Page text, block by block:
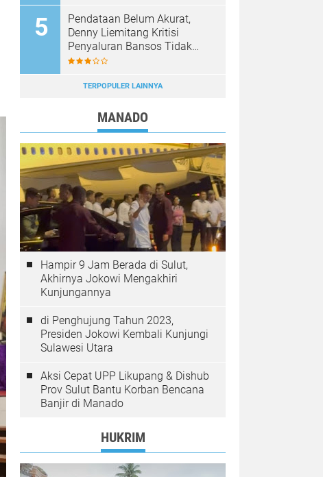
Pendataan Belum Akurat,
Denny Liemitang Kritisi
Penyaluran Bansos Tidak
Tepat Sasaran
TERPOPULER LAINNYA
MANADO
Hampir 9 Jam Berada di Sulut,
Akhirnya Jokowi Mengakhiri
Kunjungannya
di Penghujung Tahun 2023,
Presiden Jokowi Kembali Kunjungi
Sulawesi Utara
Aksi Cepat UPP Likupang & Dishub
Prov Sulut Bantu Korban Bencana
Banjir di Manado
HUKRIM